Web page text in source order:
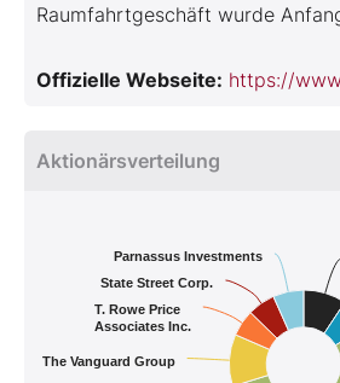
Raumfahrtgeschäft wurde
Offizielle Webseite: https://
Aktionärsverteilung
The Vanguard Group
T. Rowe Price
Associates Inc.
State Street Corp.
Parnassus Investments